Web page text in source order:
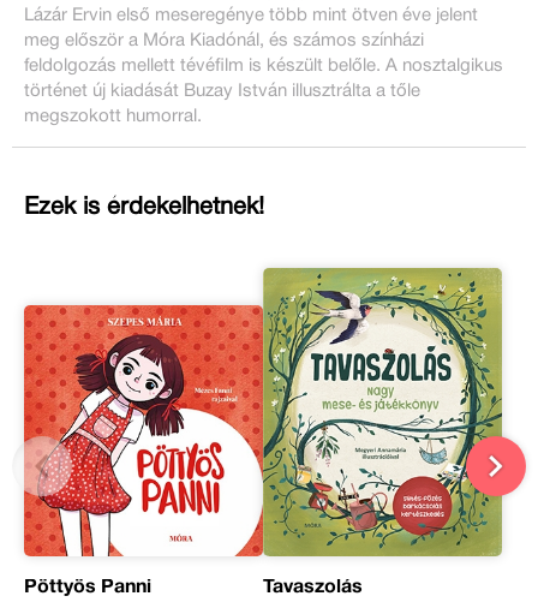
Lázár Ervin első meseregénye több mint ötven éve jelent
meg először a Móra Kiadónál, és számos színházi
feldolgozás mellett tévéfilm is készült belőle. A nosztalgikus
történet új kiadását Buzay István illusztrálta a tőle
megszokott humorral.
Ezek is érdekelhetnek!
Pöttyös Panni Tavaszolás